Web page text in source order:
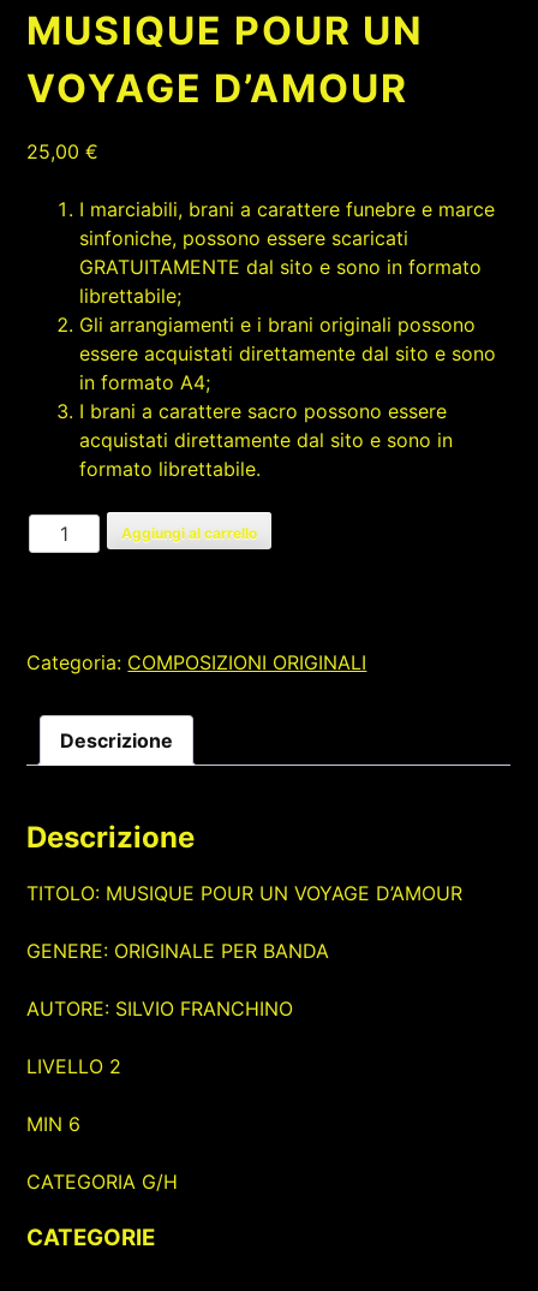
MUSIQUE POUR UN
VOYAGE D’AMOUR
25,00€
I marciabili, brani a carattere funebre e marce
sinfoniche, possono essere scaricati
GRATUITAMENTE dal sito e sono in formato
librettabile;
Gli arrangiamenti e i brani originali possono
essere acquistati direttamente dal sito e sono
in formato A4;
I brani a carattere sacro possono essere
acquistati direttamente dal sito e sono in
formato librettabile.
MUSIQUE
POUR
quantità
Aggiungi al carrello
Categoria: COMPOSIZIONI ORIGINALI
Descrizione
Descrizione
TITOLO: MUSIQUE POUR UN VOYAGE D’AMOUR
GENERE: ORIGINALE PER BANDA
AUTORE: SILVIO FRANCHINO
LIVELLO 2
MIN 6
CATEGORIA G/H
CATEGORIE